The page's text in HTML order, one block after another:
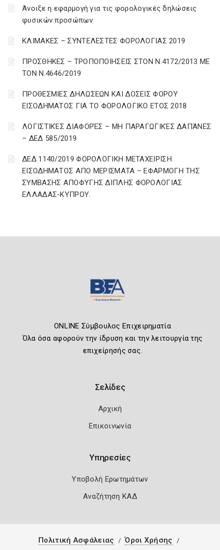
Άνοιξε η εφαρμογή για τις φορολογικές δηλώσεις
φυσικών προσώπων
ΚΛΙΜΑΚΕΣ – ΣΥΝΤΕΛΕΣΤΕΣ ΦΟΡΟΛΟΓΙΑΣ 2019
ΠΡΟΣΘΗΚΕΣ – ΤΡΟΠΟΠΟΙΗΣΕΙΣ ΣΤΟΝ Ν.4172/2013 ΜΕ
ΤΟΝ Ν.4646/2019
ΠΡΟΘΕΣΜΙΕΣ ΔΗΛΩΣΕΩΝ ΚΑΙ ΔΟΣΕΙΣ ΦΟΡΟΥ
ΕΙΣΟΔΗΜΑΤΟΣ ΓΙΑ ΤΟ ΦΟΡΟΛΟΓΙΚΟ ΕΤΟΣ 2018
ΛΟΓΙΣΤΙΚΈΣ ΔΙΑΦΟΡΈΣ – ΜΗ ΠΑΡΑΓΩΓΙΚΈΣ ΔΑΠΆΝΕΣ
– ΔΕΔ 585/2019
ΔΕΔ 1140/2019 ΦΟΡΟΛΟΓΙΚΗ ΜΕΤΑΧΕΙΡΙΣΗ
ΕΙΣΟΔΗΜΑΤΟΣ ΑΠΟ ΜΕΡΙΣΜΑΤΑ – ΕΦΑΡΜΟΓΗ ΤΗΣ
ΣΥΜΒΑΣΗΣ ΑΠΟΦΥΓΗΣ ΔΙΠΛΗΣ ΦΟΡΟΛΟΓΙΑΣ
ΕΛΛΑΔΑΣ-ΚΥΠΡΟΥ.
ONLINE Σύμβουλος Επιχειρηματία
Όλα όσα αφορούν την ίδρυση και την λειτουργία της
επιχείρησής σας.
Σελίδες
Αρχική
Επικοινωνία
Υπηρεσίες
Υποβολή Ερωτημάτων
Αναζήτηση ΚΑΔ
Πολιτική Ασφάλειας
Όροι Χρήσης